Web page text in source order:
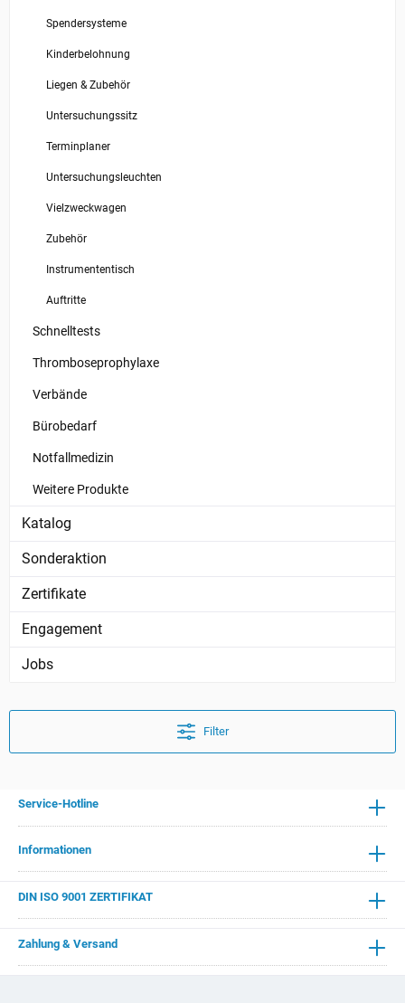
Spendersysteme
Kinderbelohnung
Liegen & Zubehör
Untersuchungssitz
Terminplaner
Untersuchungsleuchten
Vielzweckwagen
Zubehör
Instrumententisch
Auftritte
Schnelltests
Thromboseprophylaxe
Verbände
Bürobedarf
Notfallmedizin
Weitere Produkte
Katalog
Sonderaktion
Zertifikate
Engagement
Jobs
Filter
Informationen
DIN ISO 9001 ZERTIFIKAT
Zahlung & Versand
Service-Hotline